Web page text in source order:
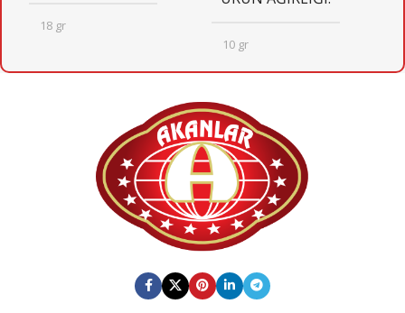
18 gr
KOLI İÇI ADET 6
KOLI ÖLÇÜSÜ
164mm X 247mm X 201mm
KOLI BRÜT AĞIRLIĞI
10 gr
KOLI ÖLÇÜSÜ
379mm X 384mm X 282mm
KOLI BRÜT AĞIRLIĞI
13,85